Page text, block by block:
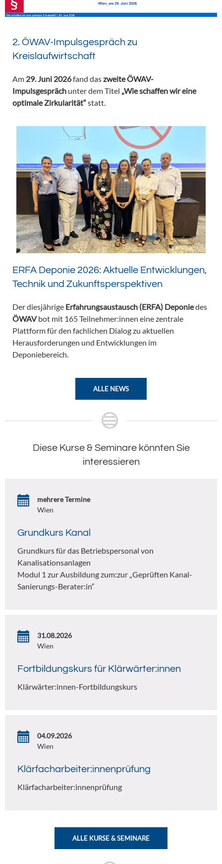
2. ÖWAV-Impulsgespräch zu
Kreislaufwirtschaft
Am 29. Juni 2026fand daszweite ÖWAV-
Impulsgespräch unter dem Titel „Wie schaffen wir eine
optimale Zirkularität“statt.
ERFA Deponie 2026: Aktuelle Entwicklungen,
Technik und Zukunftsperspektiven
Der diesjährige Erfahrungsaustausch (ERFA) Deponiedes
ÖWAVbot mit 165 Teilnehmer:innen eine zentrale
Plattform für den fachlichen Dialog zu aktuellen
Herausforderungen und Entwicklungen im
Deponiebereich.
ALLE NEWS
Diese Kurse & Seminare könnten Sie
interessieren
mehrere Termine
Wien
Grundkurs Kanal
Grundkurs für das Betriebspersonal von
Kanalisationsanlagen
Modul 1 zur Ausbildung zum:zur „Geprüften Kanal-
Sanierungs-Berater:in“
31.08.2026
Wien
Fortbildungskurs für Klärwärter:innen
Klärwärter:innen-Fortbildungskurs
04.09.2026
Wien
Klärfacharbeiter:innenprüfung
Klärfacharbeiter:innenprüfung
ALLE KURSE & SEMINARE